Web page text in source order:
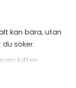
kan bära, utan
söker.
luften